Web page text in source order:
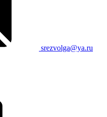
srezvolga@ya.ru